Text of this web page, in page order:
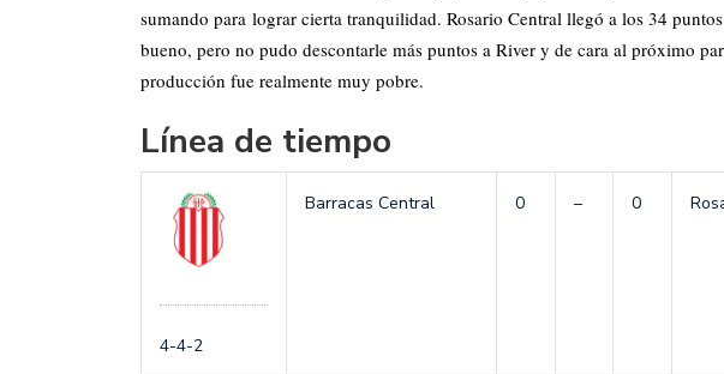
sumando para lograr cierta tranquilidad. Rosario Central llegó a los 34
bueno, pero no pudo descontarle más puntos a River y de cara al próximo
producción fue realmente muy pobre.
Línea de tiempo
4-4-2
Barracas Central 0 – 0